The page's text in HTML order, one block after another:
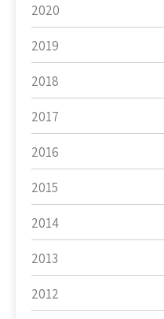
2020
2019
2018
2017
2016
2015
2014
2013
2012